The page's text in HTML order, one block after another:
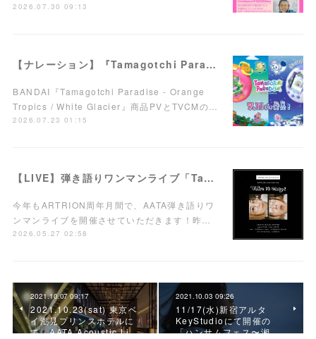
2026.07.30 09:13
【ナレーション】『Tamagotchi Paradise - Orange Tropics / White Glacier』商品PV／TVCM
BANDAI『Tamagotchi Paradise - Orange
Tropics / White Glacier』商品PVとTVCMの…
2026.07.23 01:15
【LIVE】弾き語りワンマンライブ「Take it easy!」7/15(水)西荻窪ARTRIONにて開催！
今年もARTRION周年月間で、AATA弾き語りワ
ンマンライブを開催させていただきます！昨…
2026.05.27 02:58
2021.10.07 09:17
2021.10.23(sat) 東京ベ
イ潮見プリンスホテルに
て、AATA Acoustic Li…
2021.10.03 09:26
11/17(水)新宿アルタ
KeyStudioにて開催の
「ハンサムフェス〜湘…